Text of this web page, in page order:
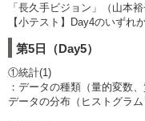
「長久手ビジョン」（山本裕
【小テスト】Day4のいずれ
第5日（Day5）
①統計(1)
：データの種類（量的変数、
データの分布（ヒストグラ